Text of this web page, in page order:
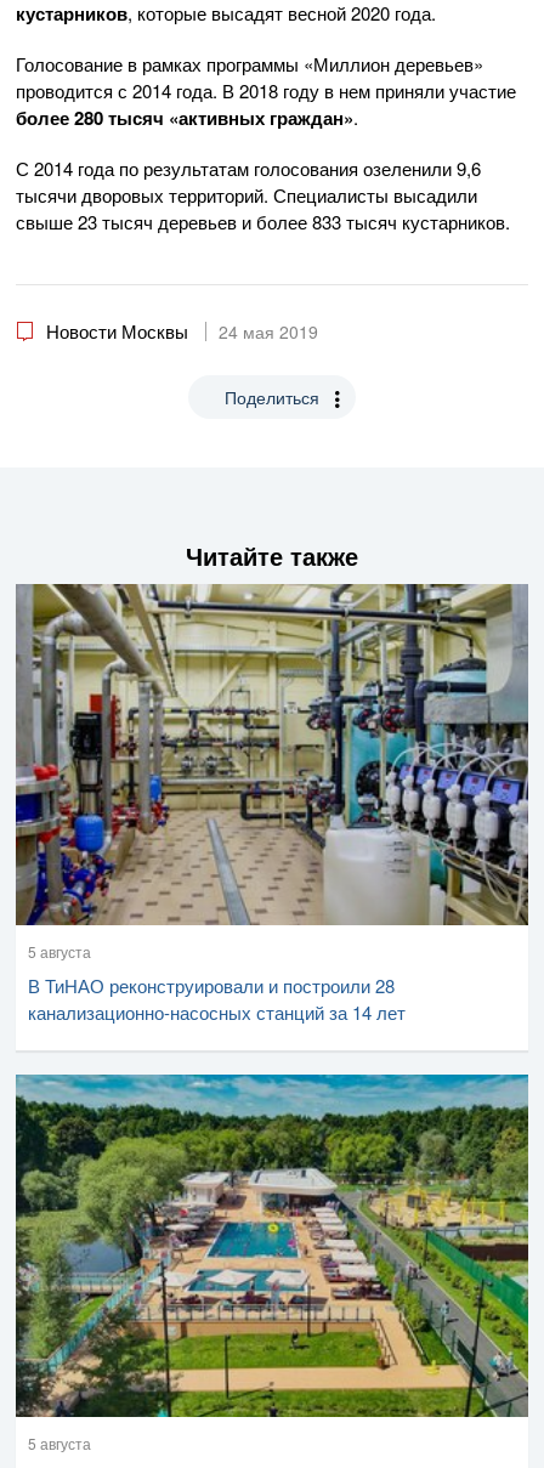
кустарников, которые высадят весной 2020 года.
Голосование в рамках программы «Миллион деревьев»
проводится с 2014 года. В 2018 году в нем приняли участие
более 280 тысяч «активных граждан».
С 2014 года по результатам голосования озеленили 9,6
тысячи дворовых территорий. Специалисты высадили
свыше 23 тысяч деревьев и более 833 тысяч кустарников.
Новости Москвы 24 мая 2019
Поделиться
Читайте также
5 августа
В ТиНАО реконструировали и построили 28
канализационно-насосных станций за 14 лет
5 августа